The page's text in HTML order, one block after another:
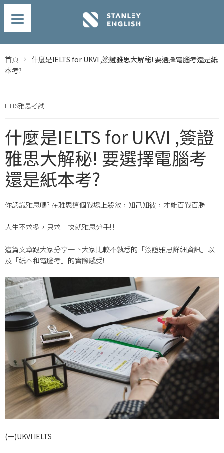
首頁
什麼是IELTS for UKVI ,簽證雅思大解秘! 要選擇電腦考還是紙
本考?
IELTS雅思考試
什麼是IELTS for UKVI ,簽證
雅思大解秘! 要選擇電腦考
還是紙本考?
你認識雅思嗎? 在雅思這個戰場上殺敵，知己知彼，才能百戰百勝!
人生不求多，只求一次就雅思分手!!!!
這篇文章跟大家分享一下大家比較不孰悉的「簽證雅思詳細資訊」以
及「紙本和電腦考」的實際感受!!
(一)UKVI IELTS